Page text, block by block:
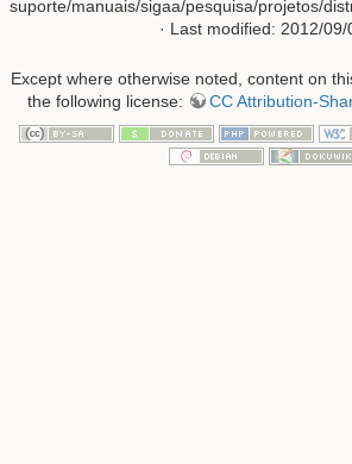
suporte/manuais/sigaa/pesquisa/projetos/
· Last modified: 2012/
Except where otherwise noted, content on
the following license:
CC Attribution-